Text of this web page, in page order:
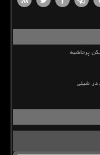
پرحاشیه
در شیلی